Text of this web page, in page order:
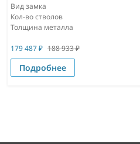
Вид замка
Кол-во стволов
Толщина металла
179 487₽ 188 933₽
Подробнее